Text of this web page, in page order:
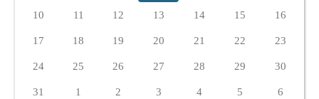
10 11 12 13 14 15 16
17 18 19 20 21 22 23
24 25 26 27 28 29 30
31 1 2 3 4 5 6